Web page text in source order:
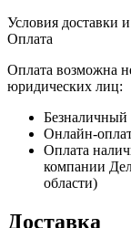
Условия доставки
Оплата
Оплата возможна
юридических лиц:
Безналичный
Онлайн-
Оплата
компании
области)
Доставка